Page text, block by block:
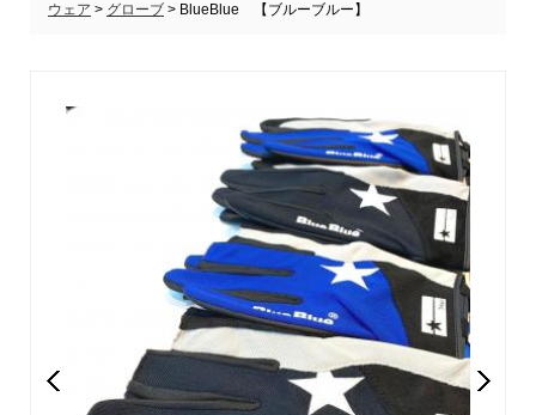
ウェア > グローブ > BlueBlue 【ブルーブルー】